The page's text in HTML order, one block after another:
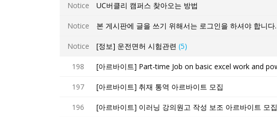
Notice UC버클리 캠퍼스 찾아오는 방법
Notice 본 게시판에 글을 쓰기 위해서는 로그인을 하셔야 합니다.
Notice [정보] 운전면허 시험관련 (5)
198 [아르바이트] Part-time Job on basic excel work and
197 [아르바이트] 취재 통역 아르바이트 모집
196 [아르바이트] 이러닝 강의원고 작성 보조 아르바이트 모집